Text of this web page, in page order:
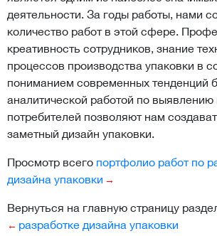
деятельности. За годы работы, нами
количество работ в этой сфере.
креативность сотрудников, знание
процессов производства упаковки в
пониманием современных тенденций
аналитической работой по выявлению
потребителей позволяют нам
заметный дизайн упаковки.
Просмотр всего портфолио работ по
дизайна упаковки
Вернуться на главную страницу
разработке дизайна упаковки